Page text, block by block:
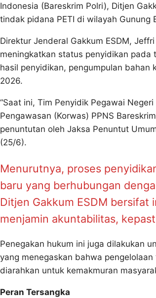
Indonesia (Bareskrim Polri), Ditjen
tindak pidana PETI di wilayah Gunung
Direktur Jenderal Gakkum ESDM,
meningkatkan status penyidikan
hasil penyidikan, pengumpulan bahan
2026.
“Saat ini, Tim Penyidik Pegawai
Pengawasan (Korwas) PPNS
penuntutan oleh Jaksa Penuntut
(25/6).
Menurutnya, proses
baru yang berhubungan
Ditjen Gakkum ESDM
menjamin akuntabilitas,
Penegakan hukum ini juga dilakukan
yang menegaskan bahwa
diarahkan untuk kemakmuran
Peran Tersangka